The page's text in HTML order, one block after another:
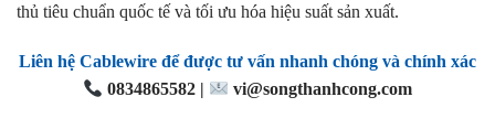
thủ tiêu chuẩn quốc tế và tối ưu hóa hiệu suất sản xuất.
Liên hệ Cablewire để được tư vấn nhanh chóng và chính xác
0834865582 |
vi@songthanhcong.com